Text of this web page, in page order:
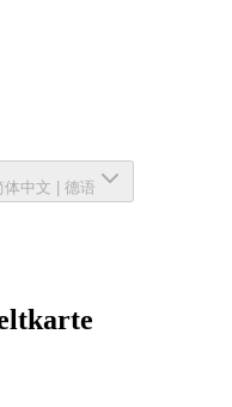
体中文 | 德语